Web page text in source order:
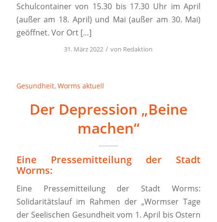
Schulcontainer von 15.30 bis 17.30 Uhr im April
(außer am 18. April) und Mai (außer am 30. Mai)
geöffnet. Vor Ort […]
31. März 2022 / von Redaktion
Gesundheit, Worms aktuell
Der Depression „Beine
machen“
Eine Pressemitteilung der Stadt
Worms:
Eine Pressemitteilung der Stadt Worms:
Solidaritätslauf im Rahmen der „Wormser Tage
der Seelischen Gesundheit vom 1. April bis Ostern